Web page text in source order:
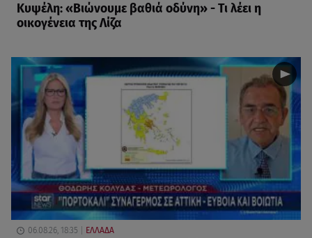
Κυψέλη: «Βιώνουμε βαθιά οδύνη» - Τι λέει η
οικογένεια της Λίζα
06.08.26, 18:35 ΕΛΛΑΔΑ